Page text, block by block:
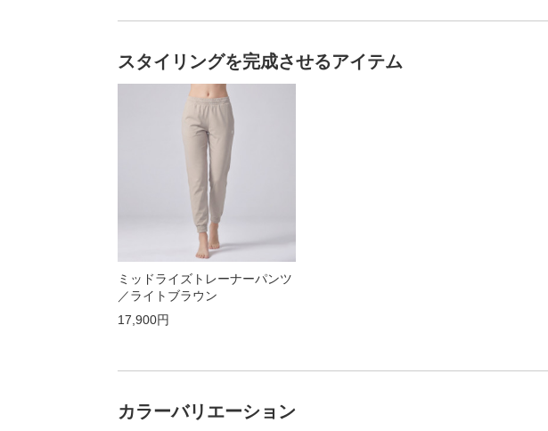
スタイリングを完成させるアイテム
ミッドライズトレーナーパンツ
／ライトブラウン
17,900円
カラーバリエーション